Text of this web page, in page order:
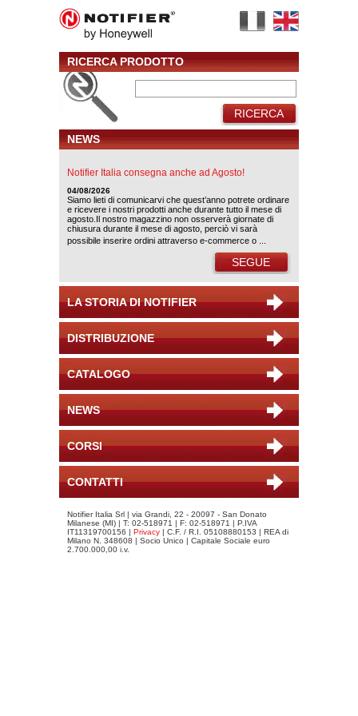
RICERCA PRODOTTO
RICERCA
NEWS
Notifier Italia consegna anche ad Agosto!
04/08/2026
Siamo lieti di comunicarvi che quest’anno potrete ordinare
e ricevere i nostri prodotti anche durante tutto il mese di
agosto.Il nostro magazzino non osserverà giornate di
chiusura durante il mese di agosto, perciò vi sarà
possibile inserire ordini attraverso e-commerce o ...
SEGUE
LA STORIA DI NOTIFIER
DISTRIBUZIONE
CATALOGO
NEWS
CORSI
CONTATTI
Notifier Italia Srl | via Grandi, 22 - 20097 - San Donato
Milanese (MI) | T: 02-518971 | F: 02-518971 | P.IVA
IT11319700156 | Privacy | C.F. / R.I. 05108880153 | REA di
Milano N. 348608 | Socio Unico | Capitale Sociale euro
2.700.000,00 i.v.